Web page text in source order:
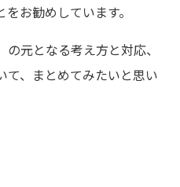
お勧めしています。
元となる考え方と対応、
て、まとめてみたいと思い